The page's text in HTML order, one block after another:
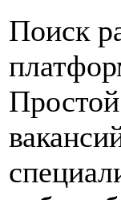
Поиск